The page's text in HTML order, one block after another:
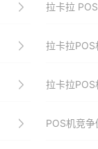
拉卡拉
拉卡拉
拉卡拉POS
POS机竞争